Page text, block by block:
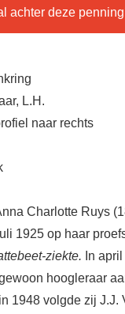
achter deze penning
L.H.
naar rechts
Charlotte Ruys
1925 op haar
ziekte. In
hoogleraar
1948 volgde zij J.J.